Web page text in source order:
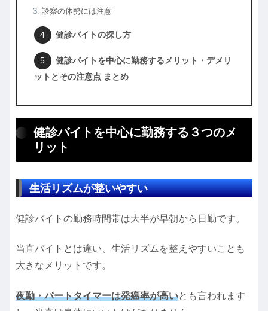
診察の体勢には注意
健診バイトの探し方
健診バイトを中心に勤務するメリット・デメリ
ットとその注意点 まとめ
健診バイトを中心に勤務する３つのメ
リット
生活リズムが整いやすい
健診バイトの勤務時間帯は大半が早朝から日勤です。
当直バイトとは違い、生活リズムを整えやすいことも
大きなメリットです。
夜勤・パートタイマーは発癌率が高いとも言われます